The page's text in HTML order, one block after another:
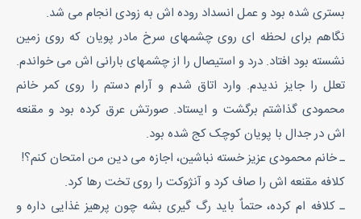
بستری شده بود و عمل انسداد روده اش به زودی انجام می شد.
نگاهم برای لحظه ای روی چشمهای سرخ مادر پویان که روی زمین
نشسته بود افتاد. درد و استیصال را از چشمهای بارانی اش می خواندم.
تعلل را جایز ندیدم. وارد اتاق شدم و آرام دستم را روی کمر خانم
محمودی گذاشتم برگشت و ایستاد. صورتش عرق کرده بود و مقنعه
اش در جدال با پویان کوچک کج شده بود.
ـ خانم محمودی عزیز خسته نباشین، اجازه می دین من امتحان کنم؟!
کلافه مقنعه اش را صاف کرد و آنژوکت را روی تخت رها کرد.
ـ کلافه ام کرده، حتماٌ باید رگ گیری بشه چون پرهیز غذایی داره و